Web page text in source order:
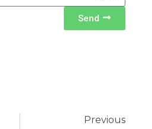
Send
Previous